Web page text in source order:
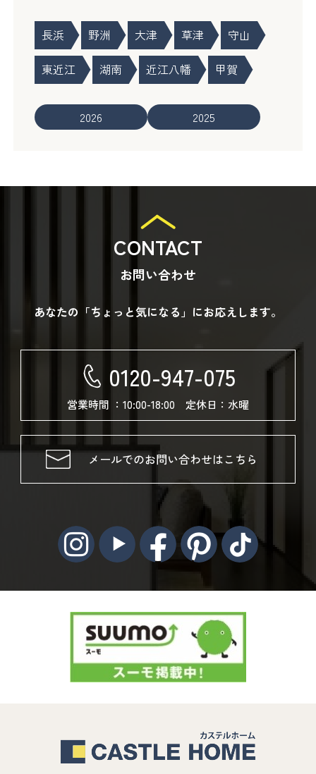
長浜 野洲 大津 草津 守山
東近江 湖南 近江八幡 甲賀
2026 2025
CONTACT
お問い合わせ
あなたの「ちょっと気になる」にお応えします。
0120-947-075
営業時間 ：10:00-18:00 定休日：水曜
メールでのお問い合わせはこちら